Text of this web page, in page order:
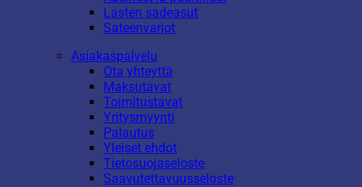
Lasten sadeasut
Sateenvarjot
Asiakaspalvelu
Ota yhteyttä
Maksutavat
Toimitustavat
Yritysmyynti
Palautus
Yleiset ehdot
Tietosuojaseloste
Saavutettavuusseloste